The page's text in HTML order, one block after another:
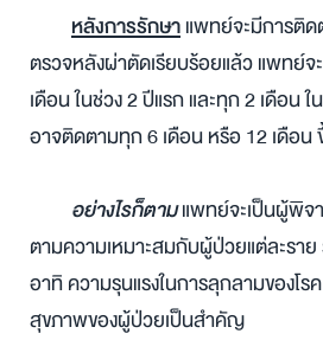
หลังการรักษาแพทย์จะมีการติด
ตรวจหลังผ่าตัดเรียบร้อยแล้ว แพทย์
เดือน ในช่วง 2 ปีแรก และทุก 2 เดือน
อาจติดตามทุก 6 เดือน หรือ 12 เดือน
อย่างไรก็ตามแพทย์จะเป็นผู้พิจ
ตามความเหมาะสมกับผู้ป่วยแต่ละราย
อาทิ ความรุนแรงในการลุกลามของโร
สุขภาพของผู้ป่วยเป็นสำคัญ